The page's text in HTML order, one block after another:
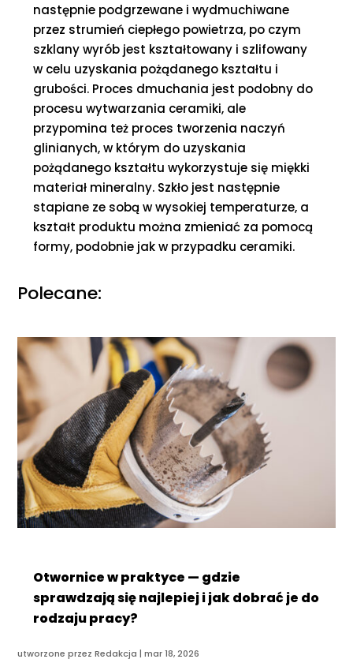
następnie podgrzewane i wydmuchiwane
przez strumień ciepłego powietrza, po czym
szklany wyrób jest kształtowany i szlifowany
w celu uzyskania pożądanego kształtu i
grubości. Proces dmuchania jest podobny do
procesu wytwarzania ceramiki, ale
przypomina też proces tworzenia naczyń
glinianych, w którym do uzyskania
pożądanego kształtu wykorzystuje się miękki
materiał mineralny. Szkło jest następnie
stapiane ze sobą w wysokiej temperaturze, a
kształt produktu można zmieniać za pomocą
formy, podobnie jak w przypadku ceramiki.
Polecane:
Otwornice w praktyce — gdzie
sprawdzają się najlepiej i jak dobrać je do
rodzaju pracy?
utworzone przezRedakcja |mar 18, 2026